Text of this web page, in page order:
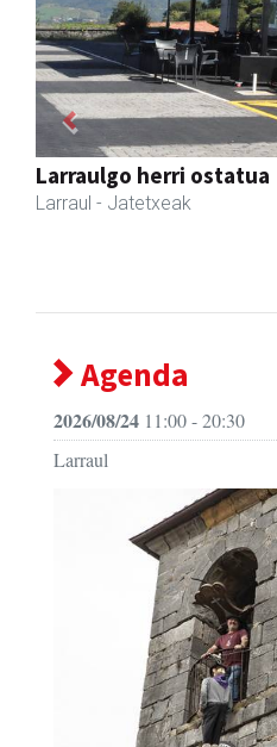
Amonarriz iturgintza S. L.
Larraul - Iturgintza
Previous
Agenda
2026/08/24 11:00 - 20:30
Larraul